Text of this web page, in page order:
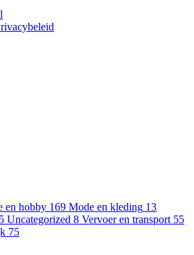
en hobby 169 Mode en kleding 13
Uncategorized 8 Vervoer en transport 55
75